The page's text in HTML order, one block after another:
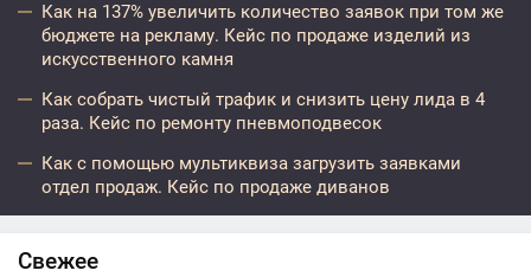
Как на 137% увеличить количество заявок при том же
бюджете на рекламу. Кейс по продаже изделий из
искусственного камня
Как собрать чистый трафик и снизить цену лида в 4
раза. Кейс по ремонту пневмоподвесок
Как с помощью мультиквиза загрузить заявками
отдел продаж. Кейс по продаже диванов
Свежее